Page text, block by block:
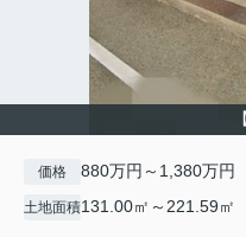
価格 880万円～1,380万円
土地面積131.00㎡～221.59㎡